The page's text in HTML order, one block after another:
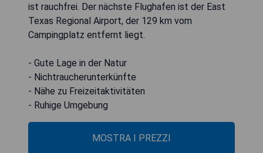
ist rauchfrei. Der nächste Flughafen ist der East
Texas Regional Airport, der 129 km vom
Campingplatz entfernt liegt.
- Gute Lage in der Natur
- Nichtraucherunterkünfte
- Nähe zu Freizeitaktivitäten
- Ruhige Umgebung
MOSTRA I PREZZI